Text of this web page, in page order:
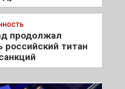
продолжал
российский титан